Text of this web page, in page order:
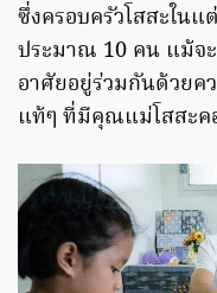
ซึ่งครอบครัวโสสะใน
ประมาณ 10 คน แม้จ
อาศัยอยู่ร่วมกันด้วยค
แท้ๆ ที่มีคุณแม่โสสะค